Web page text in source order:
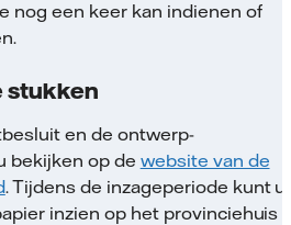
nog een keer kan indienen of
stukken
en de ontwerp-
bekijken op de website van de
. Tijdens de inzageperiode kunt u
inzien op het provinciehuis